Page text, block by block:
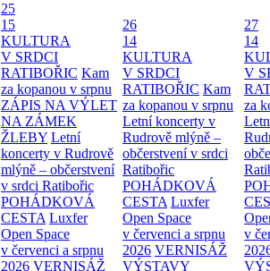
25
15
KULTURA
V SRDCI
RATIBOŘIC Kam
za kopanou v srpnu
ZÁPIS NA VÝLET
NA ZÁMEK
ŽLEBY Letní
koncerty v Rudrově
mlýně – občerstvení
v srdci Ratibořic
POHÁDKOVÁ
CESTA Luxfer
Open Space
v červenci a srpnu
2026 VERNISÁŽ
26
14
KULTURA
V SRDCI
RATIBOŘIC Kam
za kopanou v srpnu
Letní koncerty v
Rudrově mlýně –
občerstvení v srdci
Ratibořic
POHÁDKOVÁ
CESTA Luxfer
Open Space
v červenci a srpnu
2026 VERNISÁŽ
VÝSTAVY
27
14
V
za
v